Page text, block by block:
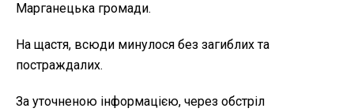
Марганецька громади.
На щастя, всюди минулося без загиблих та
постраждалих.
За уточненою інформацією, через обстріл